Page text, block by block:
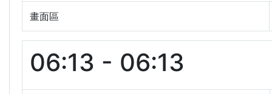
畫面區
06:13 - 06:13